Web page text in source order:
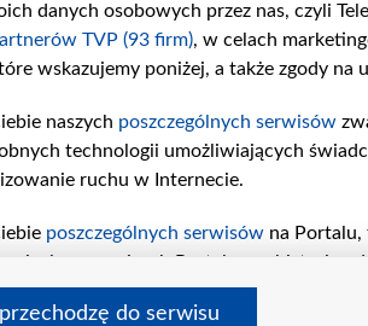
danych osobowych przez nas, czyli
TVP (93 firm), w celach
wskazujemy poniżej, a także zgody
naszych poszczególnych serwisów
technologii umożliwiających
ruchu w Internecie.
poszczególnych serwisów na Portalu,
w serwisach Portalu czy historia
celów i funkcji: przechowywania
reklam, tworzenia profilu
do serwisu